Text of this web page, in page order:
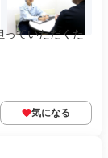
ていただくた
気になる